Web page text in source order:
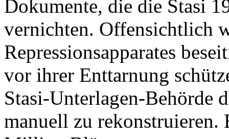
Dokumente, die die Stasi
vernichten. Offensichtlich
Repressionsapparates
vor ihrer Enttarnung
Stasi-Unterlagen-Behörde
manuell zu rekonstruieren.